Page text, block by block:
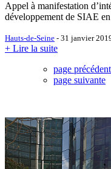
Appel à manifestation
développement de SIAE
Hauts-de-Seine - 31 janvier
+ Lire la suite
page
page suivante